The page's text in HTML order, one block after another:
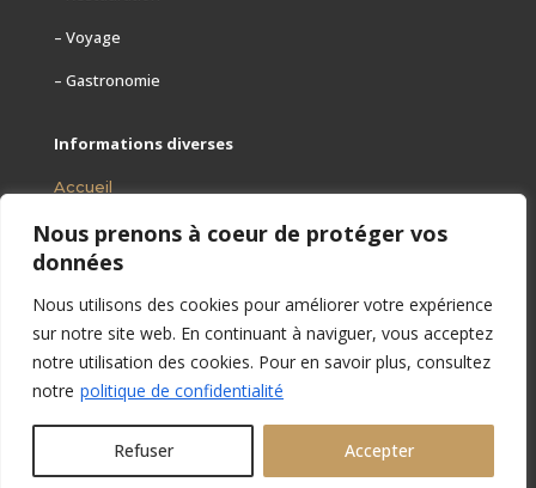
Nous prenons à coeur de protéger vos
données
Nous utilisons des cookies pour améliorer votre expérience
sur notre site web. En continuant à naviguer, vous acceptez
notre utilisation des cookies. Pour en savoir plus, consultez
notre politique de confidentialité
Refuser Accepter
– Voyage
– Gastronomie
Informations diverses
Accueil
Mentions légales
Contact
Plan
© Copyright 2022 Restaurants-en-terrasse